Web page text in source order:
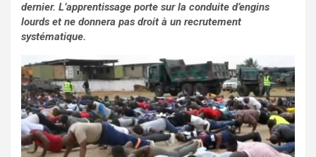
dernier. L’apprentissage porte sur la conduite d’engins
lourds et ne donnera pas droit à un recrutement
systématique.